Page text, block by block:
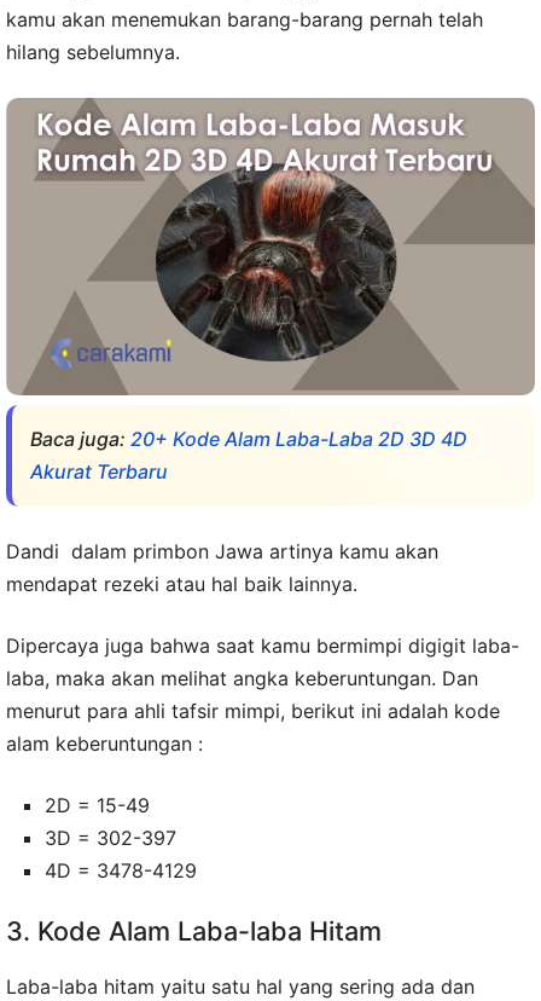
kamu akan menemukan barang-barang pernah telah
hilang sebelumnya.
Baca juga: 20+ Kode Alam Laba-Laba 2D 3D 4D
Akurat Terbaru
Dandi dalam primbon Jawa artinya kamu akan
mendapat rezeki atau hal baik lainnya.
Dipercaya juga bahwa saat kamu bermimpi digigit laba-
laba, maka akan melihat angka keberuntungan. Dan
menurut para ahli tafsir mimpi, berikut ini adalah kode
alam keberuntungan :
2D = 15-49
3D = 302-397
4D = 3478-4129
3. Kode Alam Laba-laba Hitam
Laba-laba hitam yaitu satu hal yang sering ada dan